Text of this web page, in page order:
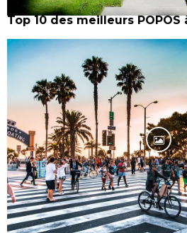
Top 10 des meilleurs POPOS